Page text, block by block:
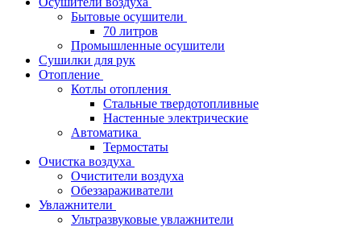
Бытовые осушители
70 литров
Промышленные осушители
Сушилки для рук
Отопление
Котлы отопления
Стальные твердотопливные
Настенные электрические
Автоматика
Термостаты
Очистка воздуха
Очистители воздуха
Обеззараживатели
Увлажнители
Ультразвуковые увлажнители